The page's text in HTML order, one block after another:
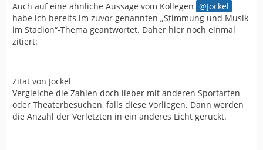
Auch auf eine ähnliche Aussage vom Kollegen
Jockel
habe ich bereits im zuvor genannten „Stimmung und Musik
im Stadion“-Thema geantwortet. Daher hier noch einmal
zitiert:
Zitat von Jockel
Vergleiche die Zahlen doch lieber mit anderen Sportarten
oder Theaterbesuchen, falls diese Vorliegen. Dann werden
die Anzahl der Verletzten in ein anderes Licht gerückt.